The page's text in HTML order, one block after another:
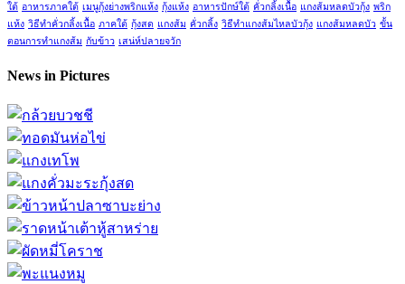
ใต้ อาหารภาคใต้ เมนูกุ้งย่างพริกแห้ง กุ้งแห้ง อาหารปักษ์ใต้ คั่วกลิ้งเนื้อ แกงส้มหลดบัวกุ้ง พริก
แห้ง วิธีทำคั่วกลิ้งเนื้อ ภาคใต้ กุ้งสด แกงส้ม คั่วกลิ้ง วิธีทำแกงส้มไหลบัวกุ้ง แกงส้มหลดบัว ขั้น
ตอนการทำแกงส้ม กับข้าว เสน่ห์ปลายจวัก
News in Pictures